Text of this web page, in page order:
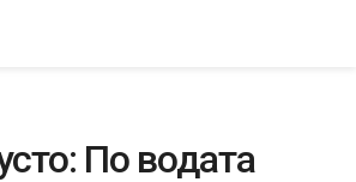
По водата